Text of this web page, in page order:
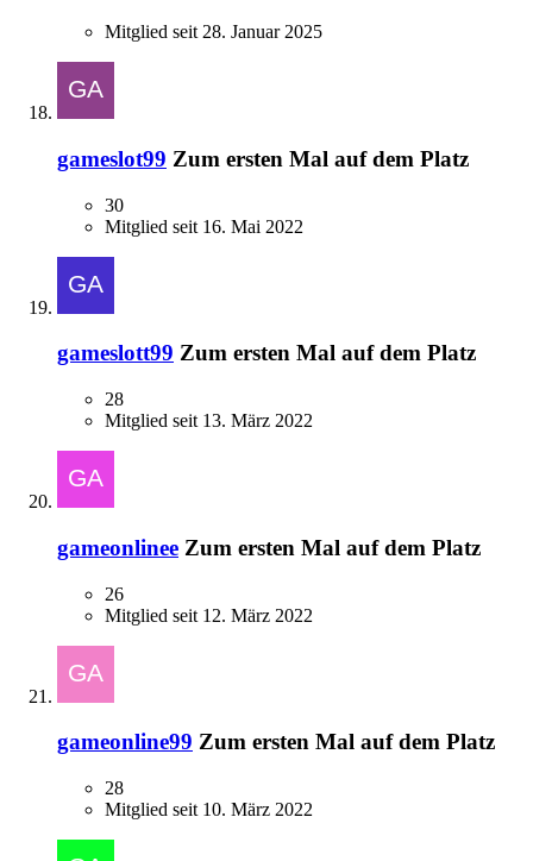
Mitglied seit 28. Januar 2025
gameslot99 Zum ersten Mal auf dem Platz
30
Mitglied seit 16. Mai 2022
gameslott99 Zum ersten Mal auf dem Platz
28
Mitglied seit 13. März 2022
gameonlinee Zum ersten Mal auf dem Platz
26
Mitglied seit 12. März 2022
gameonline99 Zum ersten Mal auf dem Platz
28
Mitglied seit 10. März 2022